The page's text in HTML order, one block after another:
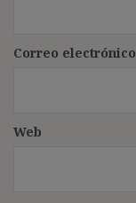
Correo electrónico
Web